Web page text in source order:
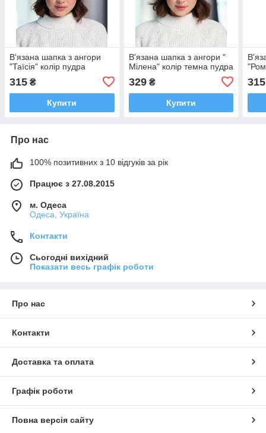
В'язана шапка з ангори
"Таїсія" колір пудра
315 ₴
Купити
В'язана шапка з ангори "
Мілена" колір темна пудра
329₴
Купити
315
Про нас
100% позитивних з 10 відгуків за рік
Працює з 27.08.2015
м. Одеса
Одеса, Україна
Контакти
Сьогодні вихідний
Показати весь графік роботи
Про нас
Контакти
Доставка та оплата
Графік роботи
Повна версія сайту